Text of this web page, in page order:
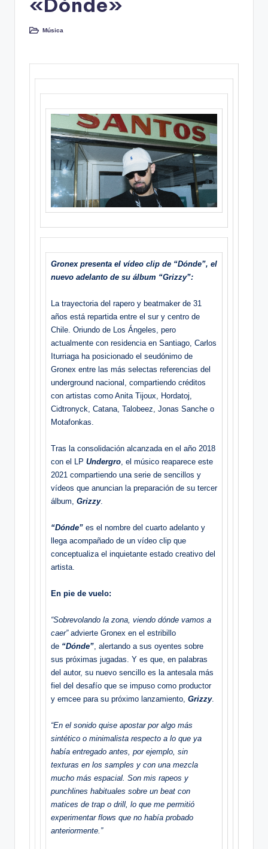
«Dónde»
Publicado
Música
Gronex presenta el vídeo clip de “Dónde”, el
nuevo adelanto de su álbum “Grizzy”:
La trayectoria del rapero y beatmaker de 31
años está repartida entre el sur y centro de
Chile. Oriundo de Los Ángeles, pero
actualmente con residencia en Santiago, Carlos
Iturriaga ha posicionado el seudónimo de
Gronex entre las más selectas referencias del
underground nacional, compartiendo créditos
con artistas como Anita Tijoux, Hordatoj,
Cidtronyck, Catana, Talobeez, Jonas Sanche o
Motafonkas.
Tras la consolidación alcanzada en el año 2018
con el LP Undergro , el músico reaparece este
2021 compartiendo una serie de sencillos y
vídeos que anuncian la preparación de su tercer
álbum, Grizzy.
“Dónde” es el nombre del cuarto adelanto y
llega acompañado de un vídeo clip que
conceptualiza el inquietante estado creativo del
artista.
En pie de vuelo:
“Sobrevolando la zona, viendo dónde vamos a
caer”advierte Gronex en el estribillo
de “Dónde” , alertando a sus oyentes sobre
sus próximas jugadas. Y es que, en palabras
del autor, su nuevo sencillo es la antesala más
fiel del desafío que se impuso como productor
y emcee para su próximo lanzamiento, Grizzy.
“En el sonido quise apostar por algo más
sintético o minimalista respecto a lo que ya
había entregado antes, por ejemplo, sin
texturas en los samples y con una mezcla
mucho más espacial. Son mis rapeos y
punchlines habituales sobre un beat con
matices de trap o drill, lo que me permitió
experimentar flows que no había probado
anteriormente.”